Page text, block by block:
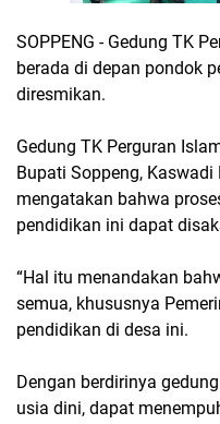
SOPPENG - Gedung TK
berada di depan pondok
diresmikan.
Gedung TK Perguran
Bupati Soppeng,
mengatakan bahwa
pendidikan ini dapat
“Hal itu menandakan
semua, khususnya
pendidikan di desa ini.
Dengan berdirinya
usia dini, dapat